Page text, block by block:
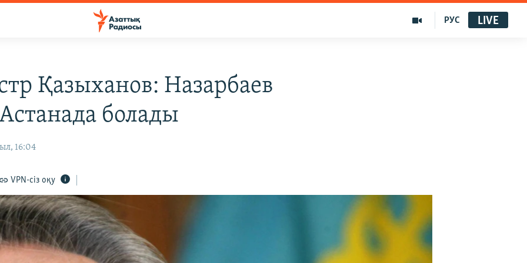
РУС LIVE
Қазыханов: Назарбаев
болады
16:04
VPN-сіз оқу